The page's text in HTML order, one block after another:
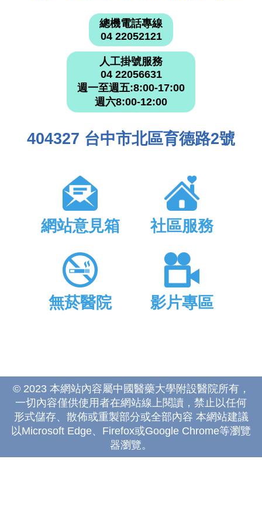
總機電話專線
04 22052121
人工掛號服務
04 22056631
週一至週五:8:00-17:00
週六8:00-12:00
404327 台中市北區育德路2號
網站意見箱 社區服務
無菸醫院 影片專區
© 2023 本網站內容屬中國醫藥大學附設醫院所有，
一切內容僅供使用者在網站線上閱讀，禁止以任何
形式儲存、散佈或重製部分或全部內容 本網站建議
以Microsoft Edge、Firefox或Google Chrome等瀏覽
器瀏覽。